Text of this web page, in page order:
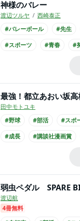
神様のバレー
渡辺ツルヤ
西崎泰正
#バレーボール
#先生
#スポーツ
#青春 #
最強！都立あおい坂
田中モトユキ
#野球
#部活 #スポ
#成長
#講談社漫画賞
弱虫ペダル SPARE
渡辺航
4冊無料